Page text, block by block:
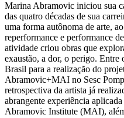
Marina Abramovic iniciou sua
das quatro décadas de sua
uma forma autônoma de arte,
reperformance e performance
atividade criou obras que
exaustão, a dor, o perigo. Entre
Brasil para a realização do
Abramovic+MAI no Sesc
retrospectiva da artista já
abrangente experiência
Abramovic Institute (MAI),